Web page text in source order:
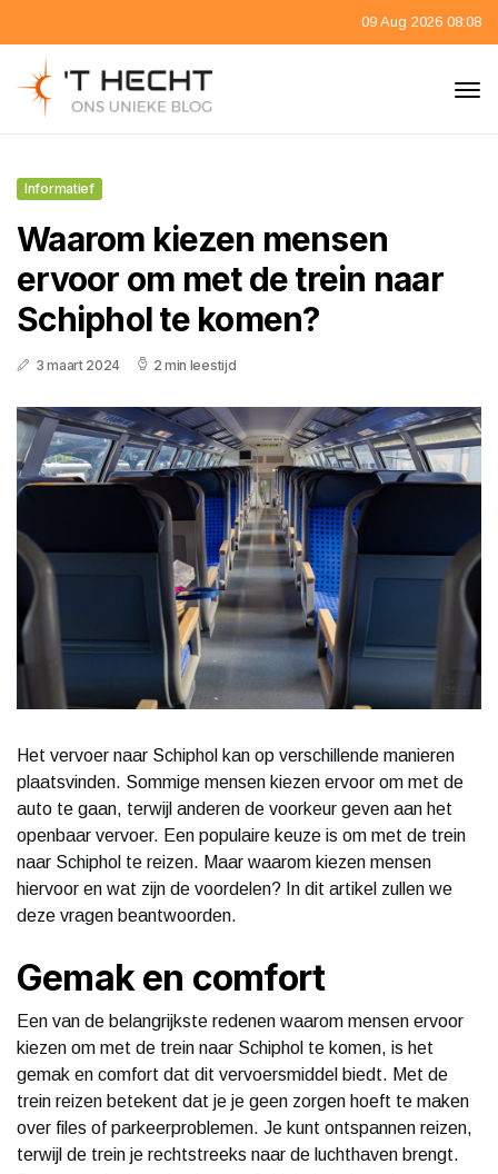
09 Aug 2026 08:08
Informatief
Waarom kiezen mensen
ervoor om met de trein naar
Schiphol te komen?
3 maart 2024 2 min leestijd
Het vervoer naar Schiphol kan op verschillende manieren
plaatsvinden. Sommige mensen kiezen ervoor om met de
auto te gaan, terwijl anderen de voorkeur geven aan het
openbaar vervoer. Een populaire keuze is om met de trein
naar Schiphol te reizen. Maar waarom kiezen mensen
hiervoor en wat zijn de voordelen? In dit artikel zullen we
deze vragen beantwoorden.
Gemak en comfort
Een van de belangrijkste redenen waarom mensen ervoor
kiezen om met de trein naar Schiphol te komen, is het
gemak en comfort dat dit vervoersmiddel biedt. Met de
trein reizen betekent dat je je geen zorgen hoeft te maken
over files of parkeerproblemen. Je kunt ontspannen reizen,
terwijl de trein je rechtstreeks naar de luchthaven brengt.